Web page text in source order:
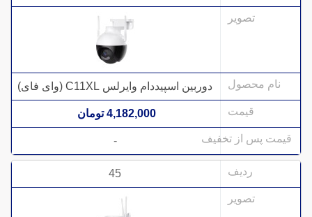
دوربین اسپیددام وایرلس C11XL (وای فای)
4,182,000 تومان
-
45